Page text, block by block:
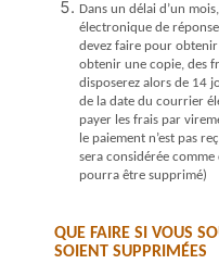
Dans un délai d’un
électronique de
devez faire pour obtenir
obtenir une copie, des
disposerez alors de 14
de la date du courrier
payer les frais par
le paiement n’est pas
sera considérée comme
pourra être supprimé)
QUE FAIRE SI VOUS
SOIENT SUPPRIMÉES